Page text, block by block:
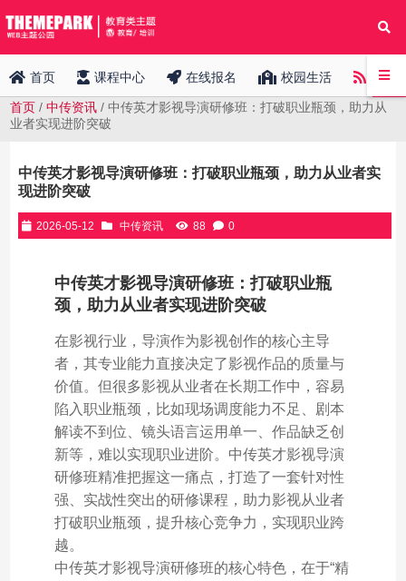
首页 课程中心 在线报名 校园生活 中传
首页 /中传资讯 / 中传英才影视导演研修班：打破职业瓶颈，助力从
业者实现进阶突破
中传英才影视导演研修班：打破职业瓶颈，助力从业者实
现进阶突破
2026-05-12 中传资讯 88 0
中传英才影视导演研修班：打破职业瓶
颈，助力从业者实现进阶突破
在影视行业，导演作为影视创作的核心主导
者，其专业能力直接决定了影视作品的质量与
价值。但很多影视从业者在长期工作中，容易
陷入职业瓶颈，比如现场调度能力不足、剧本
解读不到位、镜头语言运用单一、作品缺乏创
新等，难以实现职业进阶。中传英才影视导演
研修班精准把握这一痛点，打造了一套针对性
强、实战性突出的研修课程，助力影视从业者
打破职业瓶颈，提升核心竞争力，实现职业跨
越。
中传英才影视导演研修班的核心特色，在于“精